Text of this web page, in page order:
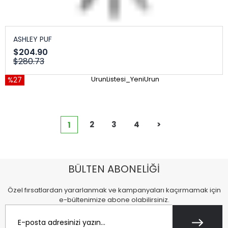
ASHLEY PUF
$204.90
$280.73
%27 UrunListesi_YeniUrun
1 2 3 4 >
BÜLTEN ABONELİĞİ
Özel fırsatlardan yararlanmak ve kampanyaları kaçırmamak için
e-bültenimize abone olabilirsiniz.